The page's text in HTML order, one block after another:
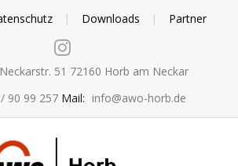
Downloads Partner
Neckarstr. 51 72160 Horb am Neckar
90 99 257Mail: info@awo-horb.de